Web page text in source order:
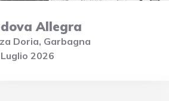
Allegra
Doria, Garbagna
2026